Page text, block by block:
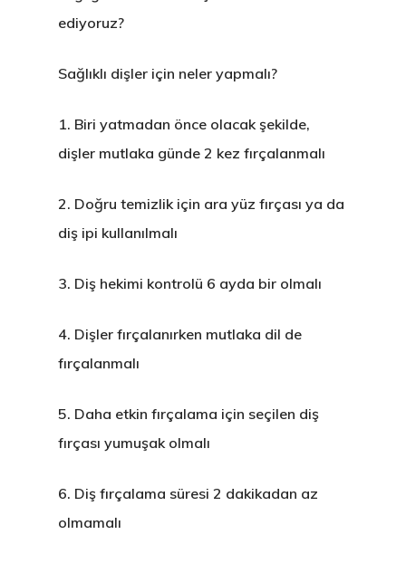
ediyoruz?
Sağlıklı dişler için neler yapmalı?
1. Biri yatmadan önce olacak şekilde,
dişler mutlaka günde 2 kez fırçalanmalı
2. Doğru temizlik için ara yüz fırçası ya da
diş ipi kullanılmalı
3. Diş hekimi kontrolü 6 ayda bir olmalı
4. Dişler fırçalanırken mutlaka dil de
fırçalanmalı
5. Daha etkin fırçalama için seçilen diş
fırçası yumuşak olmalı
6. Diş fırçalama süresi 2 dakikadan az
olmamalı